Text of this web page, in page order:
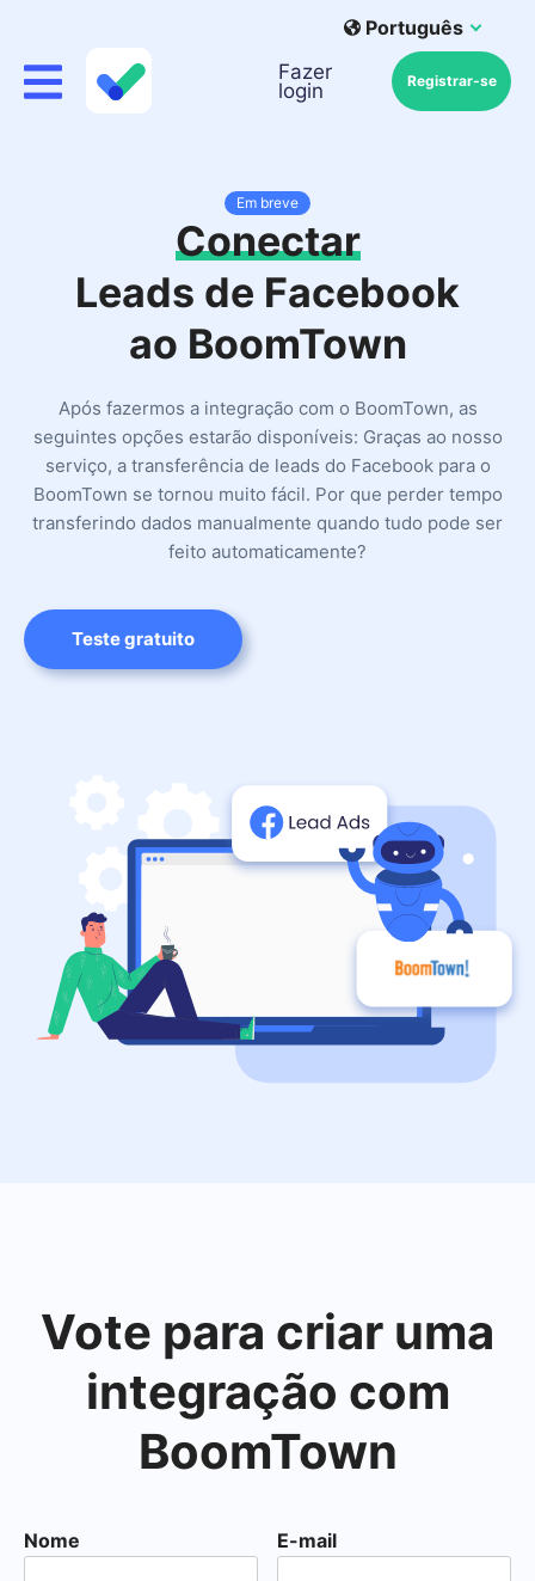
Português
Fazer
login
Registrar-se
Em breve
Conectar
Leads de Facebook
ao BoomTown
Após fazermos a integração com o BoomTown, as
seguintes opções estarão disponíveis: Graças ao nosso
serviço, a transferência de leads do Facebook para o
BoomTown se tornou muito fácil. Por que perder tempo
transferindo dados manualmente quando tudo pode ser
feito automaticamente?
Teste gratuito
Vote para criar uma
integração com
BoomTown
Nome E-mail